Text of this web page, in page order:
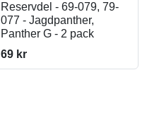
Reservdel - 69-079, 79-
077 - Jagdpanther,
Panther G - 2 pack
69 kr